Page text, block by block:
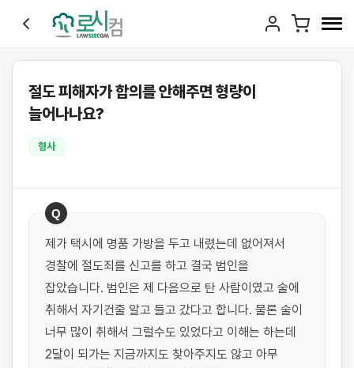
절도 피해자가 합의를 안해주면 형량이
늘어나나요?
형사
Q
제가 택시에 명품 가방을 두고 내렸는데 없어져서
경찰에 절도죄를 신고를 하고 결국 범인을
잡았습니다. 범인은 제 다음으로 탄 사람이였고 술에
취해서 자기건줄 알고 들고 갔다고 합니다. 물론 술이
너무 많이 취해서 그럴수도 있었다고 이해는 하는데
2달이 되가는 지금까지도 찾아주지도 않고 아무